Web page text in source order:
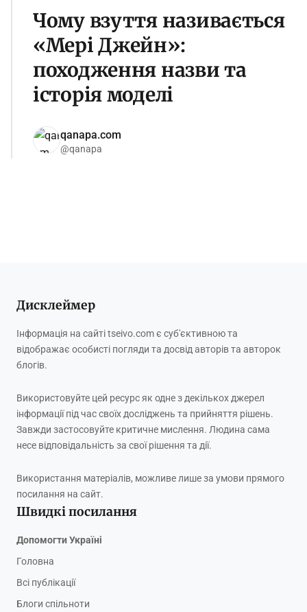
Чому взуття називається
«Мері Джейн»:
походження назви та
історія моделі
qanapa.com
@qanapa
Дисклеймер
Інформація на сайті tseivo.com є суб'єктивною та
відображає особисті погляди та досвід авторів та авторок
блогів.
Використовуйте цей ресурс як одне з декількох джерел
інформації під час своїх досліджень та прийняття рішень.
Завжди застосовуйте критичне мислення. Людина сама
несе відповідальність за свої рішення та дії.
Використання матеріалів, можливе лише за умови прямого
посилання на сайт.
Швидкі посилання
Допомогти Україні
Головна
Всі публікації
Блоги спільноти